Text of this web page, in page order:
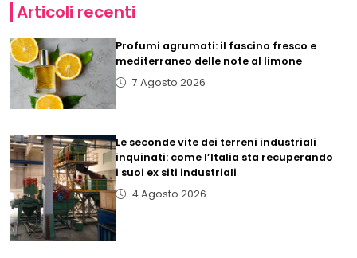
Articoli recenti
Profumi agrumati: il fascino fresco e
mediterraneo delle note al limone
7 Agosto 2026
Le seconde vite dei terreni industriali
inquinati: come l’Italia sta recuperando
i suoi ex siti industriali
4 Agosto 2026